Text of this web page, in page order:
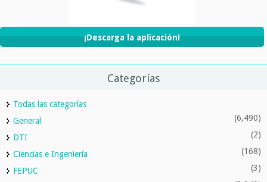
¡Descarga la aplicación!
Categorías
Todas las categorías
General
(6,490)
DTI (2)
Ciencias e Ingeniería (168)
FEPUC (3)